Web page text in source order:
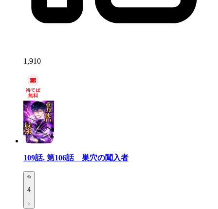
1,910
109話. 第106話 巣穴の闖入者
4